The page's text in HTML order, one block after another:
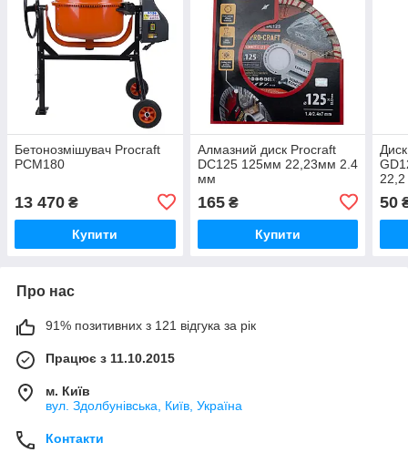
Бетонозмішувач Procraft
PCM180
13 470 ₴
Купити
Алмазний диск Procraft
DC125 125мм 22,23мм 2.4
мм
165₴
Купити
50
Про нас
91% позитивних з 121 відгука за рік
Працює з 11.10.2015
м. Київ
вул. Здолбунівська, Київ, Україна
Контакти